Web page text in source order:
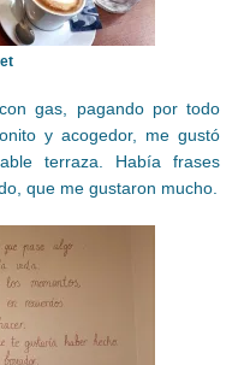
gas, pagando por todo
y acogedor, me gustó
terraza. Había frases
que me gustaron mucho.